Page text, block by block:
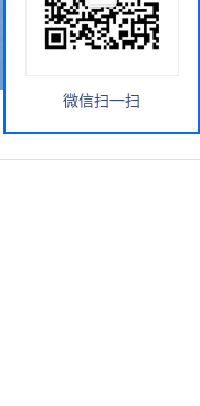
微信扫一扫